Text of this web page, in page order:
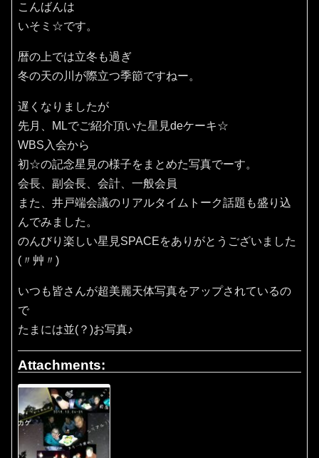
こんばんは
いそミ☆です。
暦の上では立冬も過ぎ
冬の天の川が際立つ季節ですねー。
遅くなりましたが
先月、MLでご紹介頂いた星見deケーキ☆
WBS入会から
初☆の記念星見の様子をまとめた写真でーす。
会長、副会長、会計、一般会員
また、井戸端会議のリアルタイムトーク話題も盛り込
んでみました。
のんびり楽しい星見SPACEをありがとうございました
(〃艸〃)
いつも皆さんが超美麗天体写真をアップされているの
で
たまには並(？)お写真♪
Attachments: